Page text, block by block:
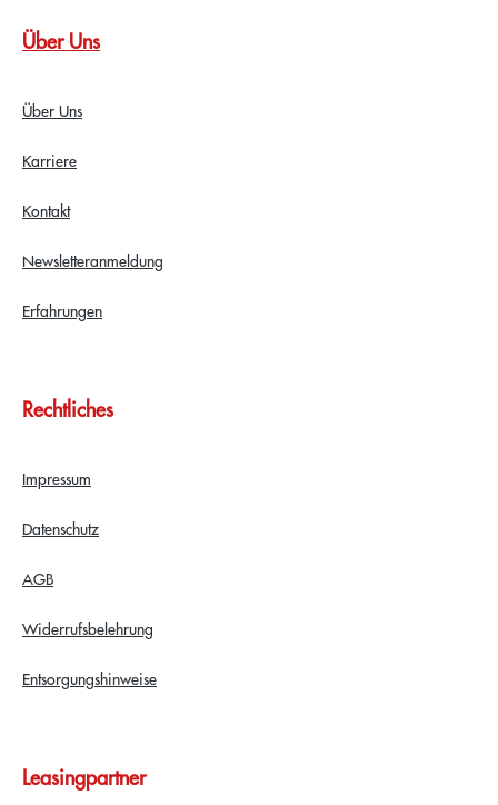
Über Uns
Über Uns
Karriere
Kontakt
Newsletteranmeldung
Erfahrungen
Rechtliches
Impressum
Datenschutz
AGB
Widerrufsbelehrung
Entsorgungshinweise
Leasingpartner